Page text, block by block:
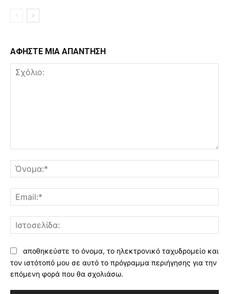
ΑΦΗΣΤΕ ΜΙΑ ΑΠΑΝΤΗΣΗ
αποθηκεύστε το όνομα, το ηλεκτρονικό ταχυδρομείο και
τον ιστότοπό μου σε αυτό το πρόγραμμα περιήγησης για την
επόμενη φορά που θα σχολιάσω.